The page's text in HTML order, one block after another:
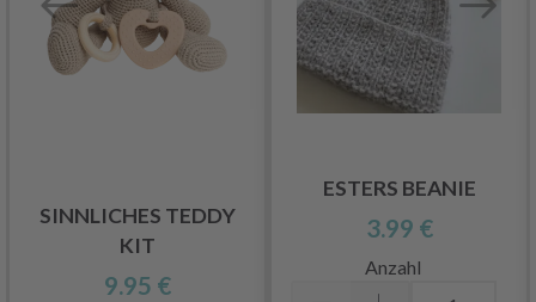
SINNLICHES TEDDY
KIT
9.95 €
ESTERS BEANIE
3.99 €
Anzahl